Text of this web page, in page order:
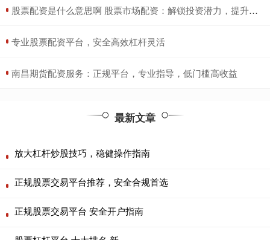
​股票配资是什么意思啊 股票市场配资：解锁投资潜力，提升收益
​专业股票配资平台，安全高效杠杆灵活
​南昌期货配资服务：正规平台，专业指导，低门槛高收益
最新文章
放大杠杆炒股技巧，稳健操作指南
正规股票交易平台推荐，安全合规首选
正规股票交易平台 安全开户指南